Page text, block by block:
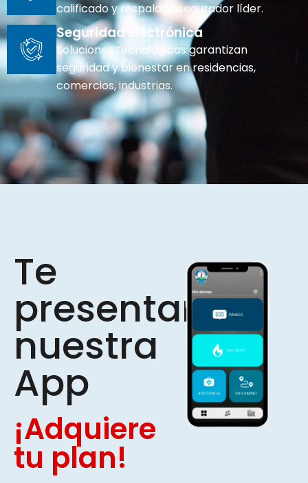
calificado y respaldo asegurador líder.
Seguridad Electrónica
Soluciones tecnológicas garantizan
seguridad y bienestar en residencias,
comercios, industrias.
Te
presentamos
nuestra
App
¡Adquiere
tu plan!